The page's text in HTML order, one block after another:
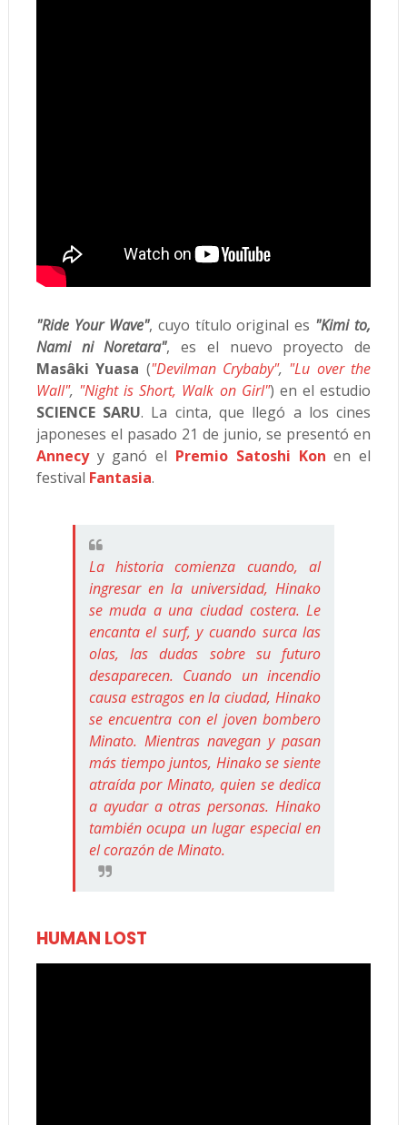
"Ride Your Wave", cuyo título original es "Kimi to,
Nami ni Noretara", es el nuevo proyecto de
Masâki Yuasa ("Devilman Crybaby", "Lu over the
Wall", "Night is Short, Walk on Girl") en el estudio
SCIENCE SARU. La cinta, que llegó a los cines
japoneses el pasado 21 de junio, se presentó en
Annecyy ganó el Premio Satoshi Kon en el
festival Fantasia.
La historia comienza cuando, al
ingresar en la universidad, Hinako
se muda a una ciudad costera. Le
encanta el surf, y cuando surca las
olas, las dudas sobre su futuro
desaparecen. Cuando un incendio
causa estragos en la ciudad, Hinako
se encuentra con el joven bombero
Minato. Mientras navegan y pasan
más tiempo juntos, Hinako se siente
atraída por Minato, quien se dedica
a ayudar a otras personas. Hinako
también ocupa un lugar especial en
el corazón de Minato.
HUMAN LOST